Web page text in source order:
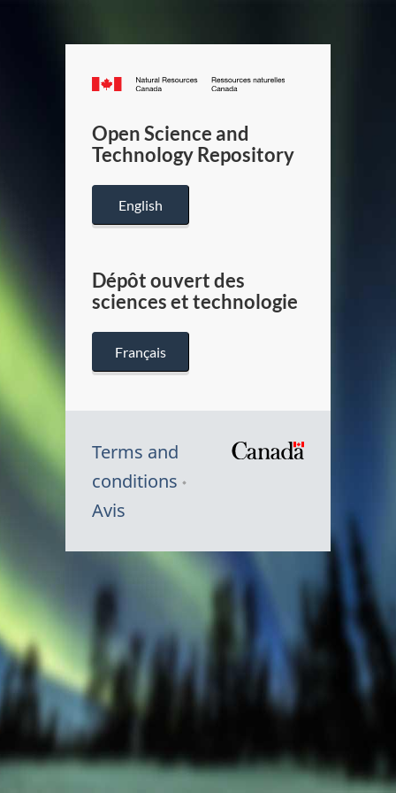
Canada.ca
/
Canada
Open Science and
Technology Repository
English
Dépôt ouvert des
sciences et technologie
Français
Terms and
conditions
Avis
Canada